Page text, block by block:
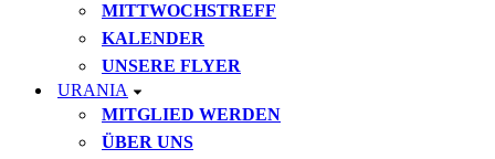
MITTWOCHSTREFF
KALENDER
UNSERE FLYER
URANIA
MITGLIED WERDEN
ÜBER UNS